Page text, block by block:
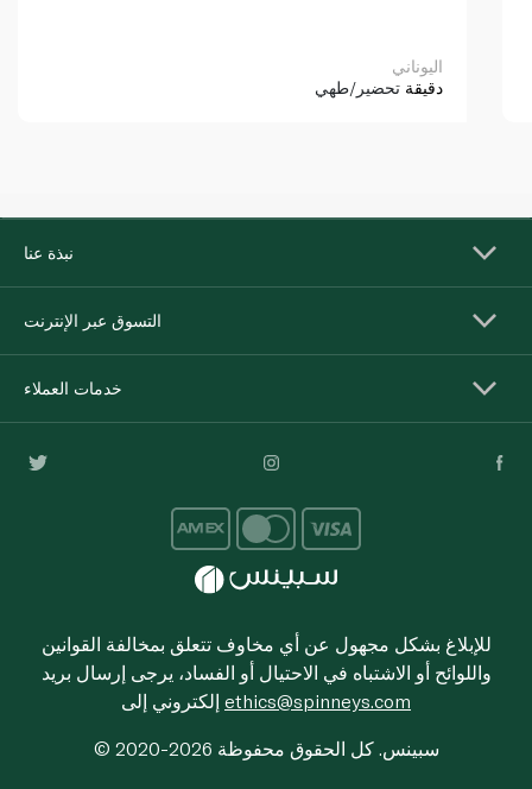
اليوناني
دقيقة تحضير/طهي
نبذة عنا
التسوق عبر الإنترنت
خدمات العملاء
للإبلاغ بشكل مجهول عن أي مخاوف تتعلق بمخالفة القوانين
واللوائح أو الاشتباه في الاحتيال أو الفساد، يرجى إرسال بريد
ethics@spinneys.com
© 2020-2026 سبينس. كل الحقوق محفوظة